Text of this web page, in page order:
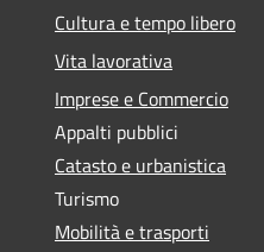
Cultura e tempo libero
Vita lavorativa
Imprese e Commercio
Appalti pubblici
Catasto e urbanistica
Turismo
Mobilità e trasporti